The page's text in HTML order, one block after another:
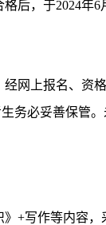
后，于2024年
网上报名、资
务必妥善保管
+写作等内容，